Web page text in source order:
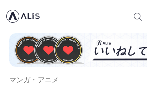
マンガ・アニメ